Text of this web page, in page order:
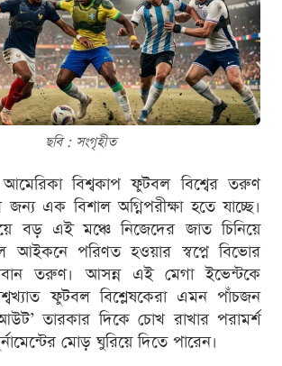
ছবি : সংগৃহীত
বিশ্বকাপ ফুটবল বিশ্বের তরুণ
জন্য এক বিশাল অগ্নিপরীক্ষা হতে যাচ্ছে।
বড় এই মঞ্চে নিজেদের জাত চিনিয়ে
আইকনে পরিণত হওয়ার স্বপ্নে বিভোর
তরুণ। আসন্ন এই মেগা ইভেন্টকে
ফুটবল বিশ্লেষকেরা এমন পাঁচজন
তারকার দিকে চোখ রাখার পরামর্শ
মোড় ঘুরিয়ে দিতে পারেন।